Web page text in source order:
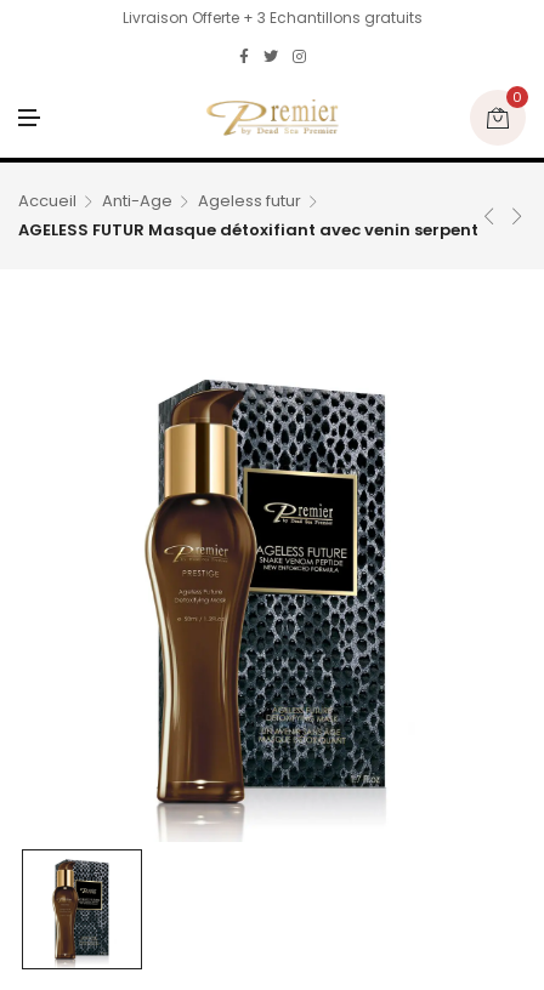
Livraison Offerte + 3 Echantillons gratuits
N
U
0
Accueil Anti-Age
Ageless futur
AGELESS FUTUR Masque détoxifiant avec venin serpent